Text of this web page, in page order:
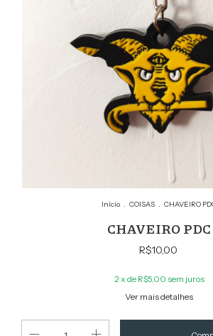
Início COISAS CHAVEIRO
CHAVEIRO PDC
R$10,00
2 x de R$5,00 sem juros
Ver mais detalhes